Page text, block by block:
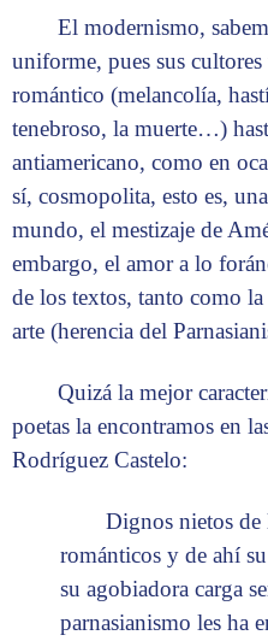
El modernismo,
uniforme, pues sus
romántico (melancolía,
tenebroso, la muerte…)
antiamericano, como en
sí, cosmopolita, esto es,
mundo, el mestizaje de
embargo, el amor a lo
de los textos, tanto como
arte (herencia del
Quizá la mejor
poetas la encontramos en
Rodríguez Castelo:
Dignos nietos de
románticos y de ahí
su agobiadora carga
parnasianismo les ha